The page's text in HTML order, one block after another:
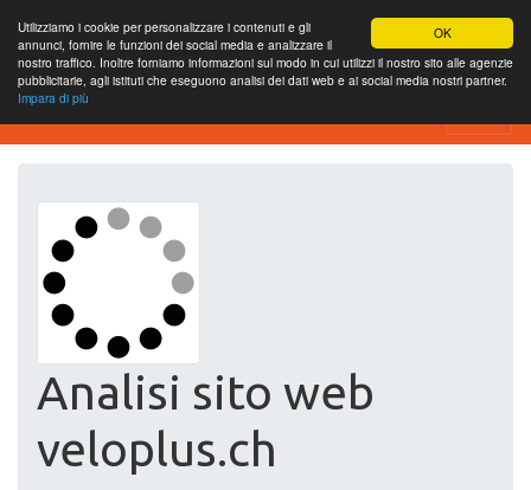
OK
Utilizziamo i cookie per personalizzare i contenuti e gli
annunci, fornire le funzioni dei social media e analizzare il
nostro traffico. Inoltre forniamo informazioni sul modo in cui utilizzi il nostro sito alle agenzie
pubblicitarie, agli istituti che eseguono analisi dei dati web e ai social media nostri partner.
Impara di più
Website-SEO-Überprüfung
Analisi sito web
veloplus.ch